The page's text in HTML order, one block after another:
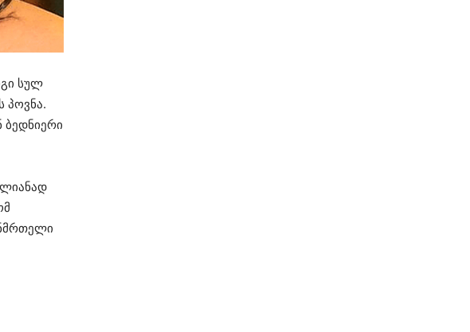
სულ
პოვნა.
ბედნიერი